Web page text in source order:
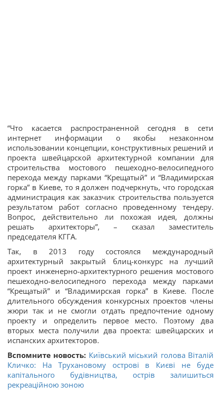
“Что касается распространенной сегодня в сети
интернет информации о якобы незаконном
использовании концепции, конструктивных решений и
проекта швейцарской архитектурной компании для
строительства мостового пешеходно-велосипедного
перехода между парками “Крещатый” и “Владимирская
горка” в Киеве, то я должен подчеркнуть, что городская
администрация как заказчик строительства пользуется
результатом работ согласно проведенному тендеру.
Вопрос, действительно ли похожая идея, должны
решать архитекторы”, – сказал заместитель
председателя КГГА.
Так, в 2013 году состоялся международный
архитектурный закрытый блиц-конкурс на лучший
проект инженерно-архитектурного решения мостового
пешеходно-велосипедного перехода между парками
“Крещатый” и “Владимирская горка” в Киеве. После
длительного обсуждения конкурсных проектов члены
жюри так и не смогли отдать предпочтение одному
проекту и определить первое место. Поэтому два
вторых места получили два проекта: швейцарских и
испанских архитекторов.
Вспомните новость: Київський міський голова Віталій
Кличко: На Трухановому острові в Києві не буде
капітального будівництва, острів залишиться
рекреаційною зоною